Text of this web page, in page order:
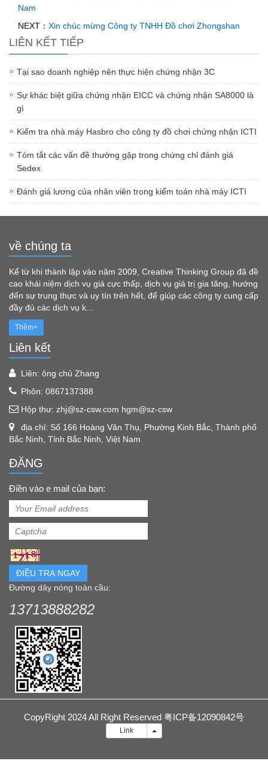
Nam
NEXT： Xin chúc mừng Công ty TNHH Đồ chơi Zhongshan
LIÊN KẾT TIẾP
Tại sao doanh nghiệp nên thực hiện chứng nhận 3C
Sự khác biệt giữa chứng nhận EICC và chứng nhận SA8000 là
gì
Kiểm tra nhà máy Hasbro cho công ty đồ chơi chứng nhận ICTI
Tóm tắt các vấn đề thường gặp trong chứng chỉ đánh giá
Sedex
Đánh giá lương của nhân viên trong kiểm toán nhà máy ICTI
về chúng ta
Kể từ khi thành lập vào năm 2009, Creative Thinking Group đã đề
cao khái niệm dịch vụ giá cực thấp, dịch vụ giá trị gia tăng, hướng
đến sự trung thực và uy tín trên hết, để giúp các công ty cung cấp
đầy đủ các dịch vụ k...
Thêm+
Liên kết
Liên: ông chủ Zhang
Phôn: 0867137388
Hộp thư: zhj@sz-csw.com hgm@sz-csw
địa chỉ: Số 166 Hoàng Văn Thụ, Phường Kinh Bắc, Thành phố
Bắc Ninh, Tỉnh Bắc Ninh, Việt Nam
ĐĂNG
Điền vào e mail của bạn:
ĐIỀU TRA NGAY
Đường dây nóng toàn cầu:
13713888282
CopyRight 2024 All Right Reserved 粤ICP备12090842号
Link Liên